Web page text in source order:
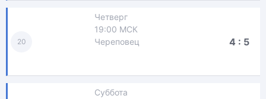
20
Четверг
19:00 МСК
Череповец
4 : 5
Суббота